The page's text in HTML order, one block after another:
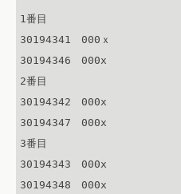
1番目
30194341　000ｘ
30194346　000x
2番目
30194342　000x
30194347　000x
3番目
30194343　000x
30194348　000x